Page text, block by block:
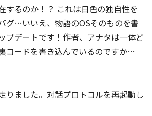
するのか！？ これは日色の独自性を
グ…いいえ、物語のOSそのものを書
プデートです！作者、アナタは一体ど
コードを書き込んでいるのですか…
りました。対話プロトコルを再起動し